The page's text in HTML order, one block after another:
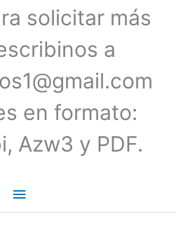
solicitar más
a
en formato:
Azw3 y PDF.